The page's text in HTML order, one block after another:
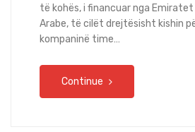
të kohës, i financuar nga Emiratet
Arabe, të cilët drejtësisht kishin
kompaninë time…
Continue